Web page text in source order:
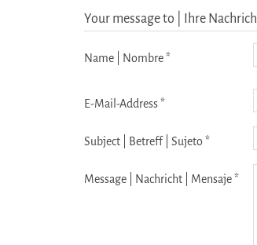
Your message to | Ihre
Name | Nombre *
E-Mail-Address *
Subject | Betreff | Sujeto *
Message | Nachricht | Mensaje *